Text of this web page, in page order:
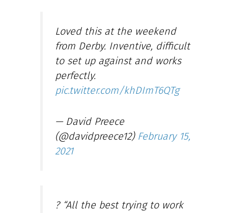
Loved this at the weekend
from Derby. Inventive, difficult
to set up against and works
perfectly.
pic.twitter.com/khDImT6QTg
— David Preece
(@davidpreece12) February 15,
2021
? “All the best trying to work